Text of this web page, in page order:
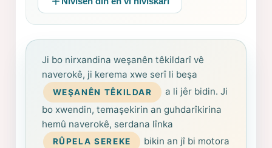
Ji bo nirxandina weşanên têkildarî vê
naverokê, ji kerema xwe serî li beşa
WEŞANÊN TÊKILDAR
a li jêr bidin. Ji
bo xwendin, temaşekirin an guhdarîkirina
hemû naverokê, serdana lînka
RÛPELA SEREKE
bikin an jî bi motora